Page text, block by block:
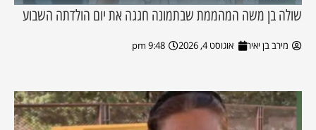
שולה בן משה המהממת שבתמונה חגגה את יום הולדתה השבוע
מירב בן יאיר אוגוסט 4, 2026 9:48 pm